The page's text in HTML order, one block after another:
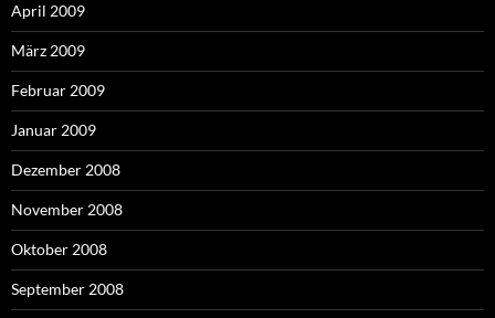
April 2009
März 2009
Februar 2009
Januar 2009
Dezember 2008
November 2008
Oktober 2008
September 2008